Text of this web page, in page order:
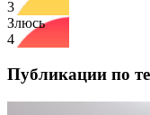
3
Злюсь
4
Публикации по